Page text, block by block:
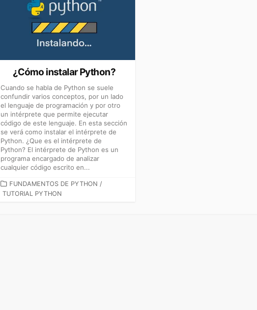
¿Cómo instalar Python?
Cuando se habla de Python se suele
confundir varios conceptos, por un lado
el lenguaje de programación y por otro
un intérprete que permite ejecutar
código de este lenguaje. En esta sección
se verá como instalar el intérprete de
Python. ¿Que es el intérprete de
Python? El intérprete de Python es un
programa encargado de analizar
cualquier código escrito en...
CATEGORÍAS
FUNDAMENTOS DE PYTHON /
TUTORIAL PYTHON